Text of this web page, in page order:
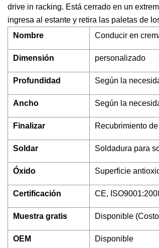
drive in racking. Está cerrado en un
ingresa al estante y retira las paletas de
Nombre
Conducir en
Dimensión personalizado
Profundidad Según la
Ancho Según la
Finalizar Recubrimiento
Soldar Soldadura para
Óxido Superficie
Certificación CE,
Muestra gratis Disponible
OEM Disponible